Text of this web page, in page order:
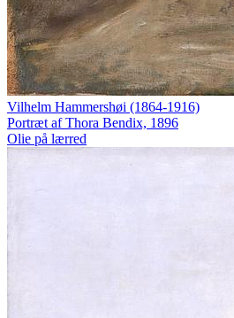
Vilhelm Hammershøi (1864-1916)
Portræt af Thora Bendix, 1896
Olie på lærred